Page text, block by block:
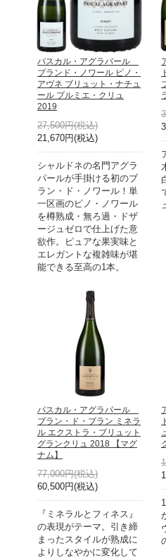
パスカル・アグラパール
ブランド・ノワール ピノ・
アヴネ ブリュット・ナチュ
ール プルミエ・クリュ
2019
27,500円(税込)
21,670円(税込)
シャルドネの名門アグラ
パールが手掛ける初のブ
ラン・ド・ノワール！単
一区画のピノ・ノワール
を樽熟成・無ろ過・ドザ
ージュゼロで仕上げた意
欲作。ピュアな果実味と
エレガントな複雑味が堪
能できる至高の1本。
パスカル・アグラパール
ブラン・ド・ブラン ミネラ
ル エクストラ・ブリュット
グランクリュ 2018 【マグ
ナム】
77,000円(税込)
60,500円(税込)
『ミネラルとフィネス』
の表現がテーマ。引き締
まったスタイルが熟成に
よりしなやかに変化して